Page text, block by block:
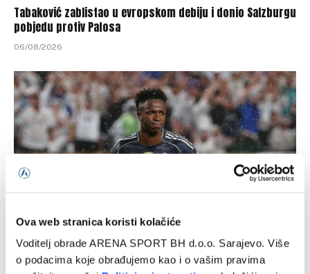
Ova web stranica koristi kolačiće
Voditelj obrade ARENA SPORT BH d.o.o. Sarajevo. Više
o podacima koje obrađujemo kao i o vašim pravima
Tabaković zablistao u evropskom debiju i donio Salzburgu
pobjedu protiv Pafosa
06/08/2026
Gotova višemjesečna saga: Real Madrid i Vinicius Junior
postigli dogovor o nastavku saradnje